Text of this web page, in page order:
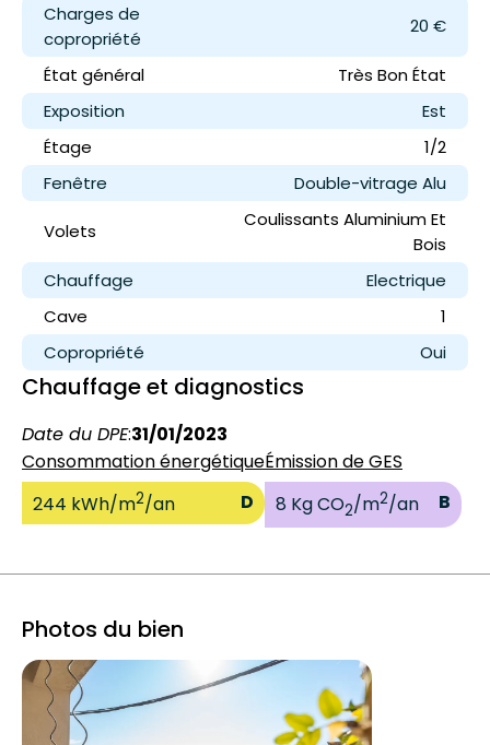
Charges de
copropriété
20 €
État général
Très Bon État
Exposition
Est
Étage
1/2
Fenêtre
Double-vitrage Alu
Volets
Coulissants Aluminium Et
Bois
Chauffage
Electrique
Cave
1
Copropriété
Oui
Chauffage et diagnostics
Date du DPE:31/01/2023
Consommation énergétique
244 kWh/m2/an D
Émission de GES
8 Kg CO2/m2/an B
Photos du bien